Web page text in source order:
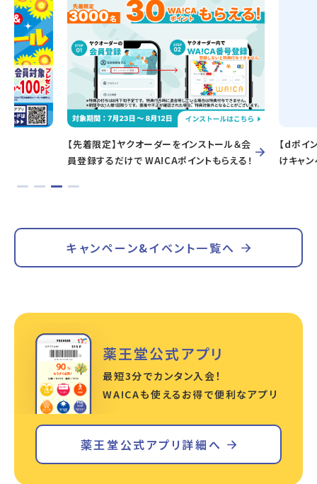
【先着限定】ヤクオーダーをインストール＆会
員登録するだけで WA!CAポイントもらえる！
【ｄポイント大還元祭
けキャンペーン！
キャンペーン&イベント一覧へ
薬王堂公式アプリ
最短3分でカンタン入会！
WA!CAも使えるお得で便利なアプリ
薬王堂公式アプリ詳細へ